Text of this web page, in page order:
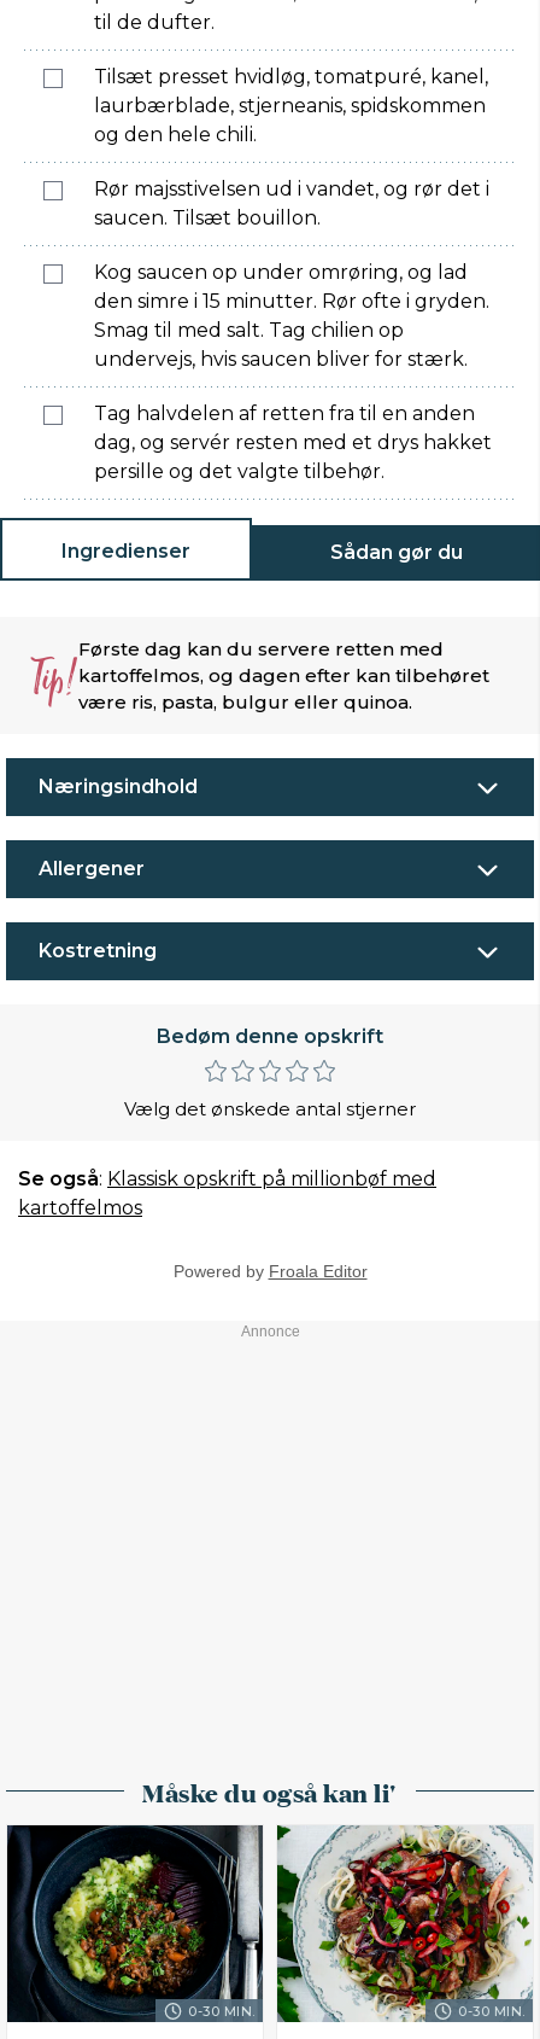
til de dufter.
Tilsæt presset hvidløg, tomatpuré, kanel,
laurbærblade, stjerneanis, spidskommen
og den hele chili.
Rør majsstivelsen ud i vandet, og rør det i
saucen. Tilsæt bouillon.
Kog saucen op under omrøring, og lad
den simre i 15 minutter. Rør ofte i gryden.
Smag til med salt. Tag chilien op
undervejs, hvis saucen bliver for stærk.
Tag halvdelen af retten fra til en anden
dag, og servér resten med et drys hakket
persille og det valgte tilbehør.
Ingredienser Sådan gør du
Tip!Første dag kan du servere retten med
kartoffelmos, og dagen efter kan tilbehøret
være ris, pasta, bulgur eller quinoa.
Næringsindhold
Allergener
Kostretning
Bedøm denne opskrift
Vælg det ønskede antal stjerner
Se også: Klassisk opskrift på millionbøf med
kartoffelmos
Powered by Froala Editor
Måske du også kan li'
0-30 MIN. 0-30 MIN.